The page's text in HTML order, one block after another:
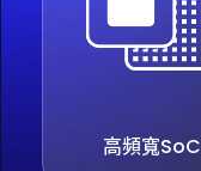
高頻寬SoC